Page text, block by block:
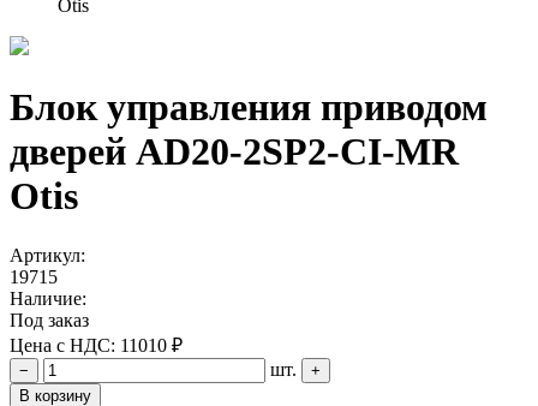
Otis
Блок управления приводом
дверей AD20-2SP2-CI-MR
Otis
Артикул:
19715
Наличие:
Под заказ
Цена с НДС: 11010 ₽
− шт.
+
В корзину